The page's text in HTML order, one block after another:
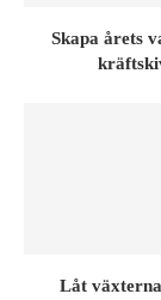
Skapa årets
Låt